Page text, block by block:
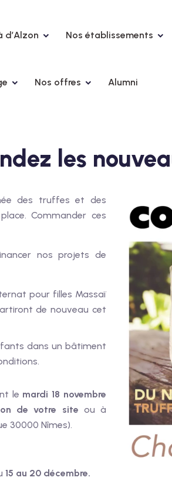
d’Alzon Nos établissements
Nos offres Alumni
les
des truffes et des
Commander ces
nos projets de
pour filles Massaï
de nouveau cet
dans un bâtiment
le mardi 18 novembre
de votre site ou à
30000 Nîmes).
15 au 20 décembre.